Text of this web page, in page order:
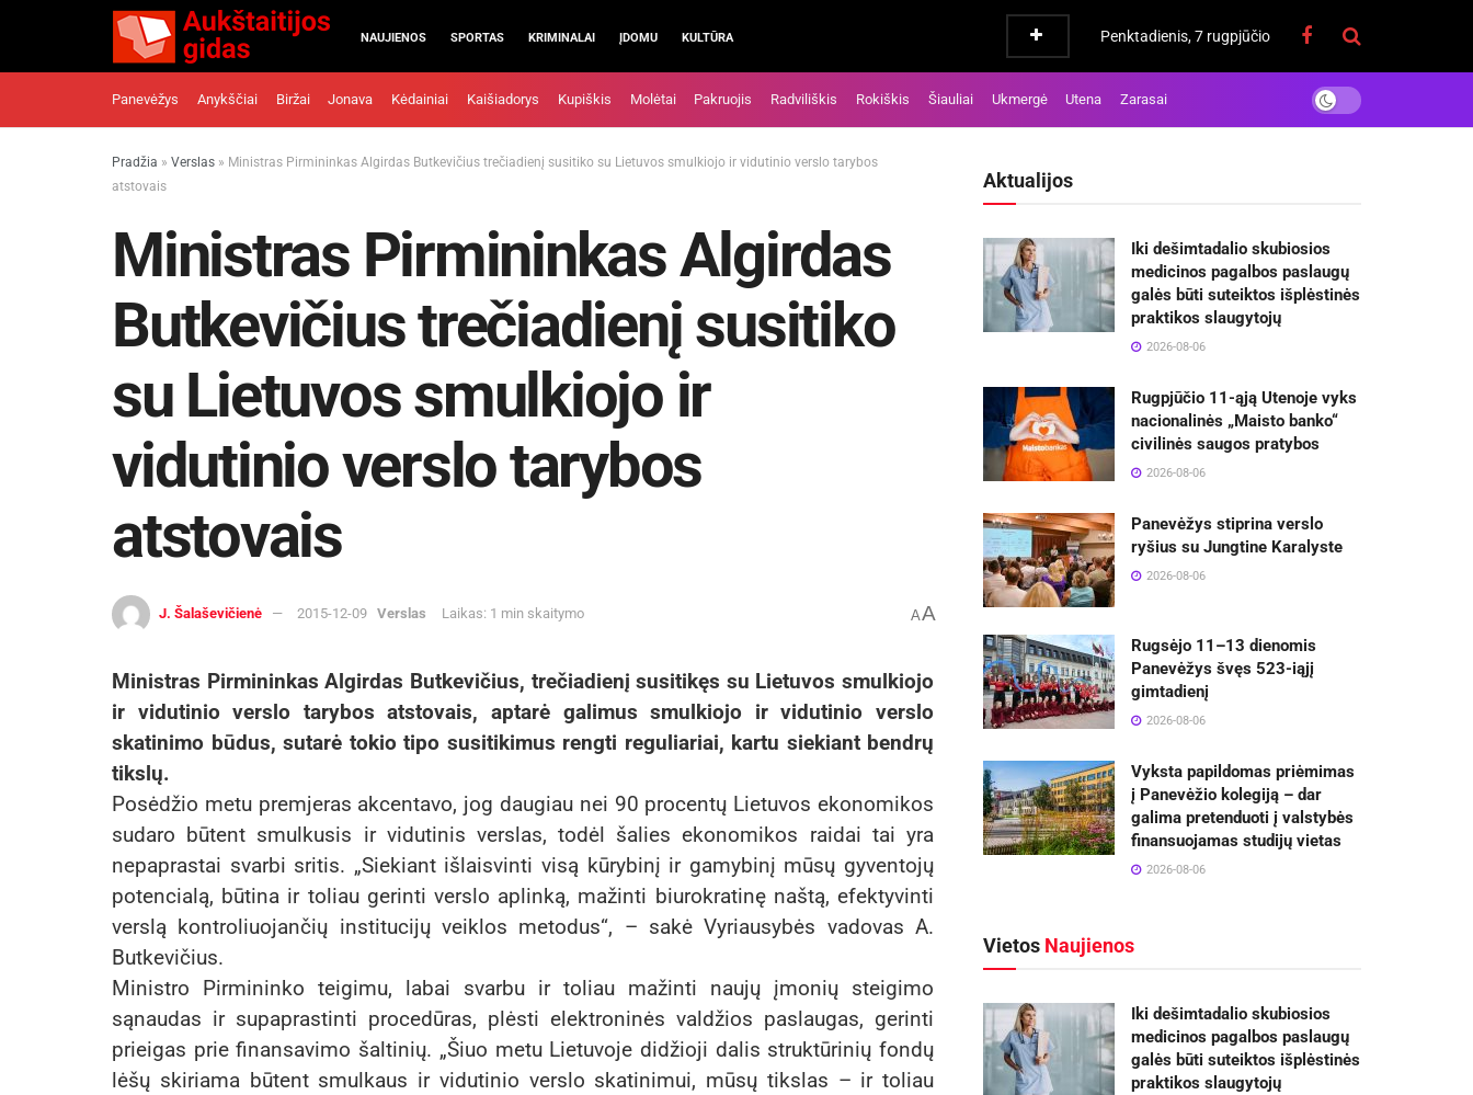
NAUJIENOS SPORTAS KRIMINALAI ĮDOMU KULTŪRA Penktadienis, 7 rugpjūčio
Panevėžys Anykščiai Biržai Jonava Kėdainiai Kaišiadorys Kupiškis Molėtai Pakruojis Radviliškis Rokiškis Šiauliai Ukmergė Utena Zarasai
Pradžia » Verslas » Ministras Pirmininkas Algirdas Butkevičius trečiadienį susitiko su Lietuvos smulkiojo ir vidutinio verslo tarybos
atstovais
Ministras Pirmininkas Algirdas
Butkevičius trečiadienį susitiko
su Lietuvos smulkiojo ir
vidutinio verslo tarybos
atstovais
J. Šalaševičienė 2015-12-09 Verslas Laikas: 1 min skaitymo AA
Ministras Pirmininkas Algirdas Butkevičius, trečiadienį susitikęs su Lietuvos smulkiojo
ir vidutinio verslo tarybos atstovais, aptarė galimus smulkiojo ir vidutinio verslo
skatinimo būdus, sutarė tokio tipo susitikimus rengti reguliariai, kartu siekiant bendrų
tikslų.
Posėdžio metu premjeras akcentavo, jog daugiau nei 90 procentų Lietuvos ekonomikos
sudaro būtent smulkusis ir vidutinis verslas, todėl šalies ekonomikos raidai tai yra
nepaprastai svarbi sritis. „Siekiant išlaisvinti visą kūrybinį ir gamybinį mūsų gyventojų
potencialą, būtina ir toliau gerinti verslo aplinką, mažinti biurokratinę naštą, efektyvinti
verslą kontroliuojančių institucijų veiklos metodus“, – sakė Vyriausybės vadovas A.
Butkevičius.
Ministro Pirmininko teigimu, labai svarbu ir toliau mažinti naujų įmonių steigimo
sąnaudas ir supaprastinti procedūras, plėsti elektroninės valdžios paslaugas, gerinti
prieigas prie finansavimo šaltinių. „Šiuo metu Lietuvoje didžioji dalis struktūrinių fondų
lėšų skiriama būtent smulkaus ir vidutinio verslo skatinimui, mūsų tikslas – ir toliau
Aktualijos
Iki dešimtadalio skubiosios
medicinos pagalbos paslaugų
galės būti suteiktos išplėstinės
praktikos slaugytojų
2026-08-06
Rugpjūčio 11-ąją Utenoje vyks
nacionalinės „Maisto banko“
civilinės saugos pratybos
2026-08-06
Panevėžys stiprina verslo
ryšius su Jungtine Karalyste
2026-08-06
Rugsėjo 11–13 dienomis
Panevėžys švęs 523-iąjį
gimtadienį
2026-08-06
Vyksta papildomas priėmimas
į Panevėžio kolegiją – dar
galima pretenduoti į valstybės
finansuojamas studijų vietas
2026-08-06
Vietos Naujienos
Iki dešimtadalio skubiosios
medicinos pagalbos paslaugų
galės būti suteiktos išplėstinės
praktikos slaugytojų